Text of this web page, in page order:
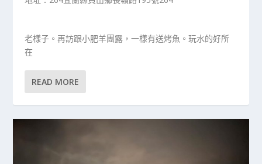
老樣子。再訪跟小肥羊團露，一樣有送烤魚。玩水的好所
在
READ MORE